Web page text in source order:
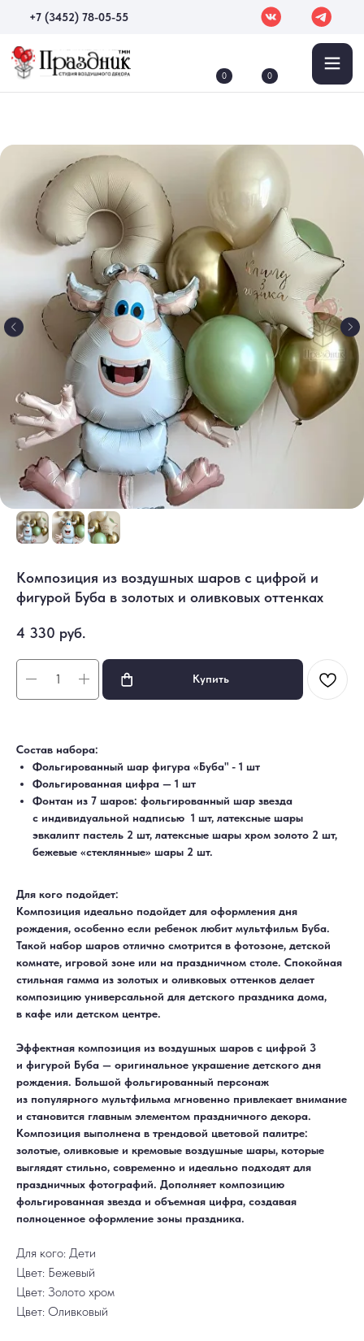
+7 (3452) 78-05-55
Композиция из воздушных шаров с цифрой и
фигурой Буба в золотых и оливковых оттенках
4 330 руб.
Купить
Состав набора:
Фольгированный шар фигура «Буба" - 1 шт
Фольгированная цифра — 1 шт
Фонтан из 7 шаров: фольгированный шар звезда
с индивидуальной надписью 1 шт, латексные шары
эвкалипт пастель 2 шт, латексные шары хром золото 2 шт,
бежевые «стеклянные» шары 2 шт.
Для кого подойдет:
Композиция идеально подойдет для оформления дня
рождения, особенно если ребенок любит мультфильм Буба.
Такой набор шаров отлично смотрится в фотозоне, детской
комнате, игровой зоне или на праздничном столе. Спокойная
стильная гамма из золотых и оливковых оттенков делает
композицию универсальной для детского праздника дома,
в кафе или детском центре.
Эффектная композиция из воздушных шаров с цифрой 3
и фигурой Буба — оригинальное украшение детского дня
рождения. Большой фольгированный персонаж
из популярного мультфильма мгновенно привлекает внимание
и становится главным элементом праздничного декора.
Композиция выполнена в трендовой цветовой палитре:
золотые, оливковые и кремовые воздушные шары, которые
выглядят стильно, современно и идеально подходят для
праздничных фотографий. Дополняет композицию
фольгированная звезда и объемная цифра, создавая
полноценное оформление зоны праздника.
Для кого: Дети
Цвет: Бежевый
Цвет: Золото хром
Цвет: Оливковый
ДОСТАВКА
Ежедневно, круглосуточно
САМОВЫВОЗ
КАТАЛОГ
Для девушек
Для мужчин
Для детей
Цифры
Хиты продаж
Акции
ИНФОРМАЦИЯ
Доставка и оплата
Гарантия и возврат
Наши работы
Контакты
РАБОТАЕМ ЕЖЕДНЕВНО
+7 (3452) 78-05-55
+7 952 678‑05‑55
ТЮМЕНЬ, УЛ. МУРАВЛЕНКО Д. 13
Смотреть в 2ГИС Смотреть в Яндекс
МЫ ОНЛАЙН